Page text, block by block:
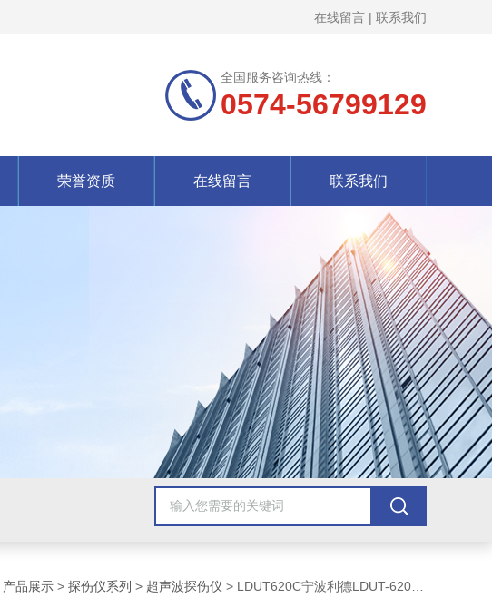
在线留言 | 联系我们
全国服务咨询热线：
0574-56799129
荣誉资质 在线留言 联系我们
产品展示 > 探伤仪系列 > 超声波探伤仪 > LDUT620C宁波利德LDUT-620C智能型数字超声波探伤仪